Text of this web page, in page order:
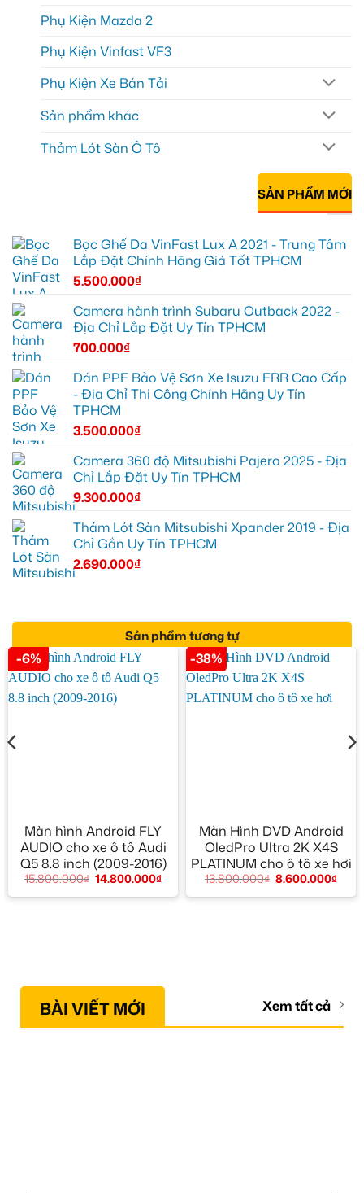
Phụ Kiện Mazda 2
Phụ Kiện Vinfast VF3
Phụ Kiện Xe Bán Tải
Sản phẩm khác
Thảm Lót Sàn Ô Tô
SẢN PHẨM MỚI
Bọc Ghế Da VinFast Lux A 2021 - Trung Tâm
Lắp Đặt Chính Hãng Giá Tốt TPHCM
5.500.000₫
Camera hành trình Subaru Outback 2022 -
Địa Chỉ Lắp Đặt Uy Tín TPHCM
700.000₫
Dán PPF Bảo Vệ Sơn Xe Isuzu FRR Cao Cấp
- Địa Chỉ Thi Công Chính Hãng Uy Tín
TPHCM
3.500.000₫
Camera 360 độ Mitsubishi Pajero 2025 - Địa
Chỉ Lắp Đặt Uy Tín TPHCM
9.300.000₫
Thảm Lót Sàn Mitsubishi Xpander 2019 - Địa
Chỉ Gắn Uy Tín TPHCM
2.690.000₫
Sản phẩm tương tự
-6%
Màn hình Android FLY
AUDIO cho xe ô tô Audi
Q5 8.8 inch (2009-2016)
15.800.000₫ 14.800.000₫
-38%
Màn Hình DVD Android
OledPro Ultra 2K X4S
PLATINUM cho ô tô xe hơi
13.800.000₫ 8.600.000₫
BÀI VIẾT MỚI Xem tất cả